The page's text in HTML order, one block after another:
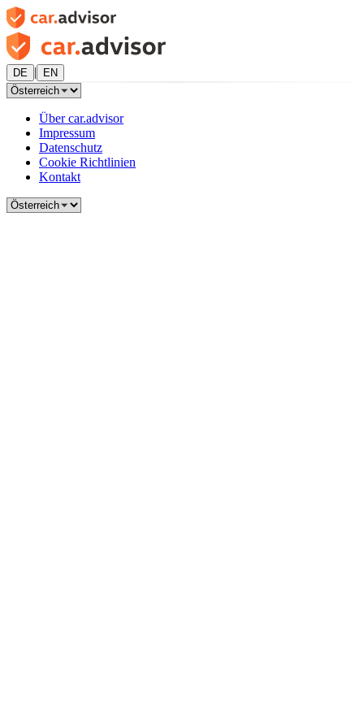
DE | EN
Über car.advisor
Impressum
Datenschutz
Cookie Richtlinien
Kontakt